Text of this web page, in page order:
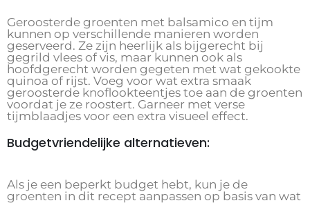
Geroosterde groenten met balsamico en tijm
kunnen op verschillende manieren worden
geserveerd. Ze zijn heerlijk als bijgerecht bij
gegrild vlees of vis, maar kunnen ook als
hoofdgerecht worden gegeten met wat gekookte
quinoa of rijst. Voeg voor wat extra smaak
geroosterde knoflookteentjes toe aan de groenten
voordat je ze roostert. Garneer met verse
tijmblaadjes voor een extra visueel effect.
Budgetvriendelijke alternatieven:
Als je een beperkt budget hebt, kun je de
groenten in dit recept aanpassen op basis van wat